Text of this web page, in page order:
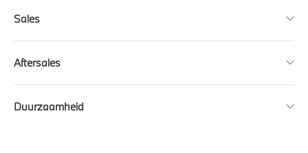
Sales
Aftersales
Duurzaamheid